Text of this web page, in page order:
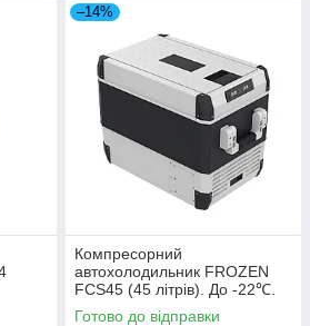
–14%
Компресорний
автохолодильник FROZEN
FCS45 (45 літрів). До -22℃.
Живлення 12, 24, 220 вольт
Готово до відправки